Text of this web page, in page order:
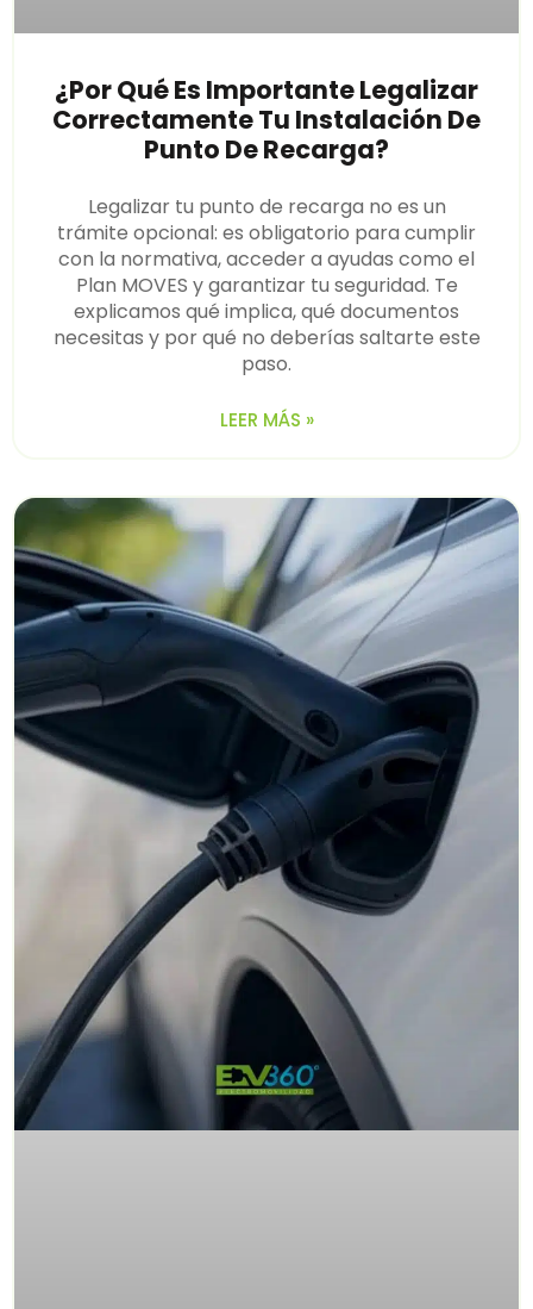
¿Por Qué Es Importante Legalizar
Correctamente Tu Instalación De
Punto De Recarga?
Legalizar tu punto de recarga no es un
trámite opcional: es obligatorio para cumplir
con la normativa, acceder a ayudas como el
Plan MOVES y garantizar tu seguridad. Te
explicamos qué implica, qué documentos
necesitas y por qué no deberías saltarte este
paso.
LEER MÁS »